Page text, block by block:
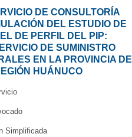
DE CONSULTORÍA
DEL ESTUDIO DE
DE PERFIL DEL PIP:
DE SUMINISTRO
EN LA PROVINCIA DE
HUÁNUCO
Simplificada